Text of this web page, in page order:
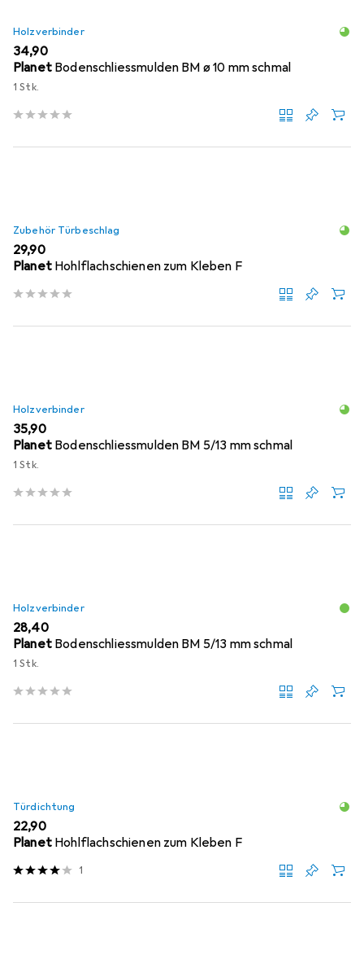
Holzverbinder
EUR
34,90
Planet Bodenschliessmulden BM ø 10 mm schmal
1 Stk.
Zubehör Türbeschlag
EUR
29,90
Planet Hohlflachschienen zum Kleben F
Holzverbinder
EUR
35,90
Planet Bodenschliessmulden BM 5/13 mm schmal
1 Stk.
Holzverbinder
EUR
28,40
Planet Bodenschliessmulden BM 5/13 mm schmal
1 Stk.
Türdichtung
EUR
22,90
Planet Hohlflachschienen zum Kleben F
1